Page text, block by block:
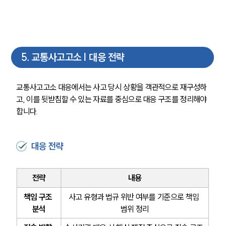
팀소개
대륜의 강점
오시는 길
글로벌 파트너 로펌
고객의 소리
주요 업무사례
사례분석/최신동향
법률정보
법률지식인
고객후기
5. 교통사고고소 | 대응 전략
교통사고고소 대응에서는 사고 당시 상황을 객관적으로 재구성하
고, 이를 뒷받침할 수 있는 자료를 중심으로 대응 구조를 정리해야
합니다.
대응 전략
전략
내용
책임 구조
분석
사고 유형과 법규 위반 여부를 기준으로 책임
범위 정리